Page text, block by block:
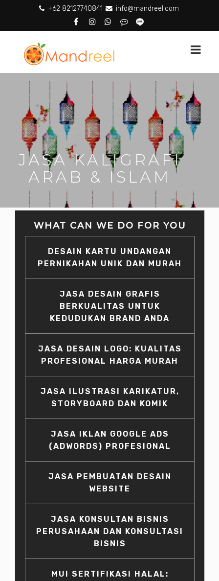
+62 82127740841 info@mandreel.com
JASA KALIGRAFI
ARAB & ISLAM
WHAT CAN WE DO FOR YOU
DESAIN KARTU UNDANGAN
PERNIKAHAN UNIK DAN MURAH
JASA DESAIN GRAFIS
BERKUALITAS UNTUK
KEDUDUKAN BRAND ANDA
JASA DESAIN LOGO: KUALITAS
PROFESIONAL HARGA MURAH
JASA ILUSTRASI KARIKATUR,
STORYBOARD DAN KOMIK
JASA IKLAN GOOGLE ADS
(ADWORDS) PROFESIONAL
JASA PEMBUATAN DESAIN
WEBSITE
JASA KONSULTAN BISNIS
PERUSAHAAN DAN KONSULTASI
BISNIS
MUI SERTIFIKASI HALAL: